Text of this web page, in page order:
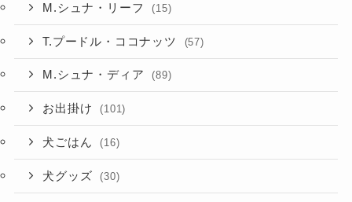
M.シュナ・リーフ (15)
T.プードル・ココナッツ (57)
M.シュナ・ディア (89)
お出掛け (101)
犬ごはん (16)
犬グッズ (30)